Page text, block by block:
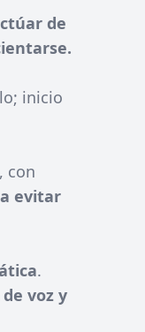
de
inicio
con
evitar
.
voz y